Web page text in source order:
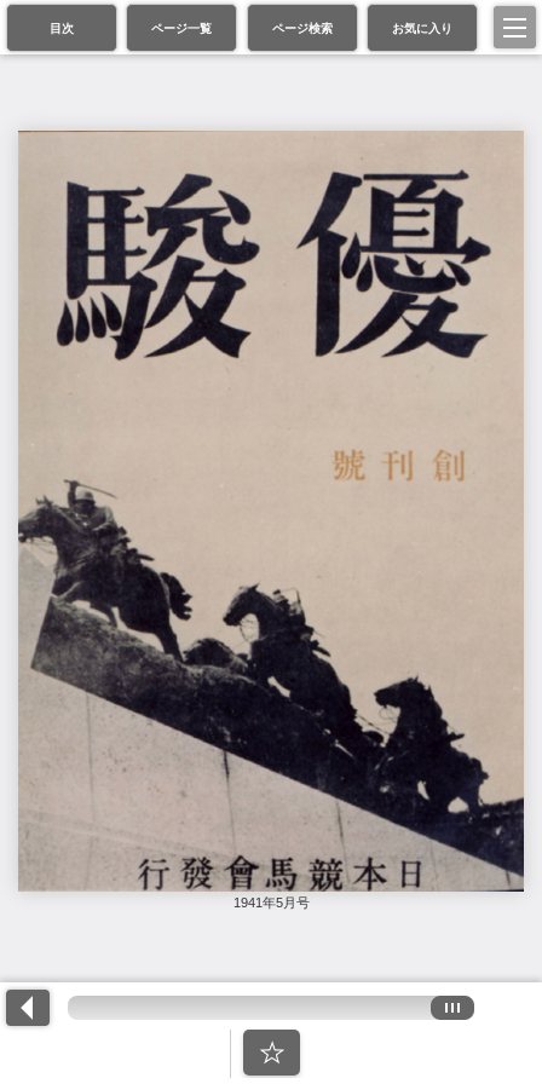
目次 ページ一覧 ページ検索 お気に入り
1941年5月号